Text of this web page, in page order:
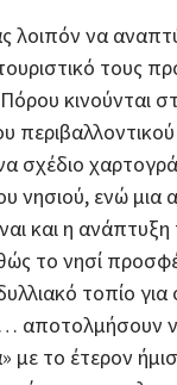
να
τους
κινούνται
σχέδιο
νησιού, ενώ μια
και η
το νησί
τοπίο
αποτολμήσουν
με το έτερον